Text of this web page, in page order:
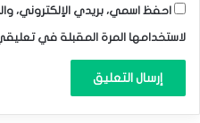
احفظ اسمي، بريدي الإلكتروني،
لاستخدامها المرة المقبلة في